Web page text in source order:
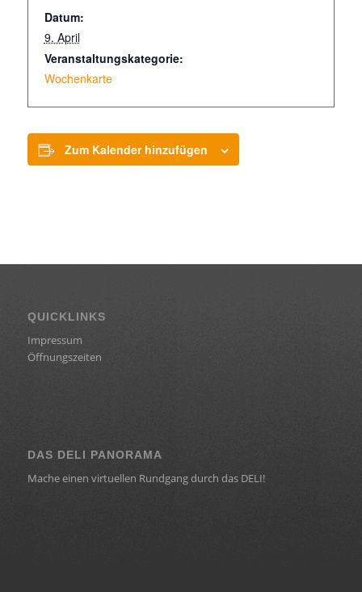
Datum:
9. April
Veranstaltungskategorie:
Wochenkarte
Zum Kalender hinzufügen
QUICKLINKS
Impressum
Öffnungszeiten
DAS DELI PANORAMA
Mache einen virtuellen Rundgang durch das DELI!